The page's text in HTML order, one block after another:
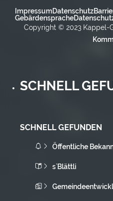
ImpressumDatenschutz
Gebärdensprache
Copyright © 2023 Kappel-
SCHNELL
SCHNELL GEFUNDEN
Öffentliche
s`Blättli